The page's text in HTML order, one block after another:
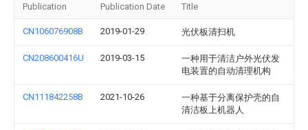
Publication Publication Date Title
CN106076908B 2019-01-29 光伏板清扫机
CN208600416U 2019-03-15
一种用于清洁户外光伏发
电装置的自动清理机构
CN111842258B 2021-10-26
一种基于分离保护壳的自
清洁板上机器人